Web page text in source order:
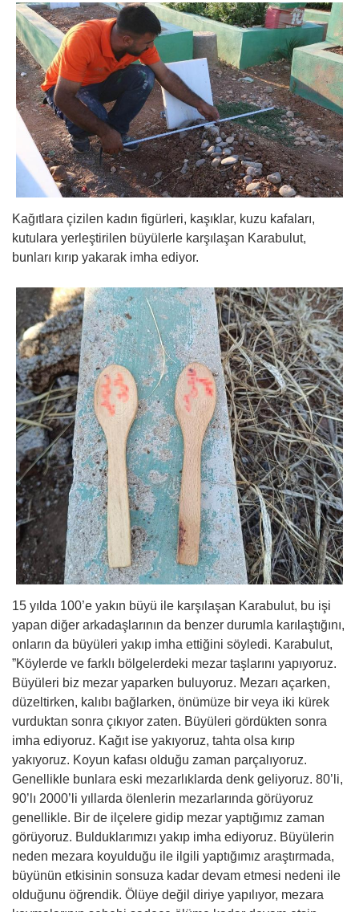
Kağıtlara çizilen kadın figürleri, kaşıklar, kuzu kafaları,
kutulara yerleştirilen büyülerle karşılaşan Karabulut,
bunları kırıp yakarak imha ediyor.
15 yılda 100’e yakın büyü ile karşılaşan Karabulut, bu işi
yapan diğer arkadaşlarının da benzer durumla karılaştığını,
onların da büyüleri yakıp imha ettiğini söyledi. Karabulut,
”Köylerde ve farklı bölgelerdeki mezar taşlarını yapıyoruz.
Büyüleri biz mezar yaparken buluyoruz. Mezarı açarken,
düzeltirken, kalıbı bağlarken, önümüze bir veya iki kürek
vurduktan sonra çıkıyor zaten. Büyüleri gördükten sonra
imha ediyoruz. Kağıt ise yakıyoruz, tahta olsa kırıp
yakıyoruz. Koyun kafası olduğu zaman parçalıyoruz.
Genellikle bunlara eski mezarlıklarda denk geliyoruz. 80’li,
90’lı 2000’li yıllarda ölenlerin mezarlarında görüyoruz
genellikle. Bir de ilçelere gidip mezar yaptığımız zaman
görüyoruz. Bulduklarımızı yakıp imha ediyoruz. Büyülerin
neden mezara koyulduğu ile ilgili yaptığımız araştırmada,
büyünün etkisinin sonsuza kadar devam etmesi nedeni ile
olduğunu öğrendik. Ölüye değil diriye yapılıyor, mezara